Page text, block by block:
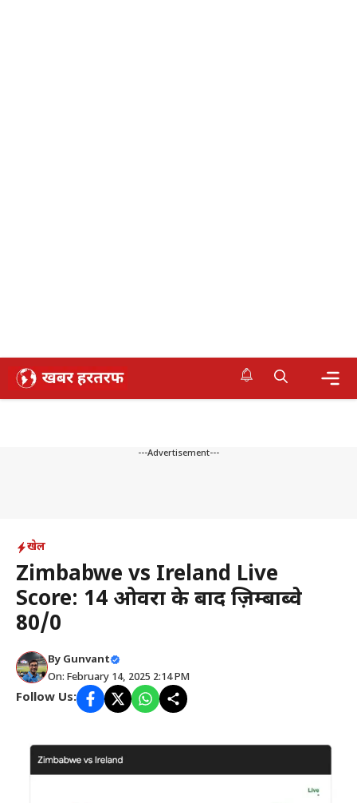
Skip
---Advertisement---
खेल
Zimbabwe vs Ireland Live
Score: 14 ओवरों के बाद ज़िम्बाब्वे
80/0
By Gunvant
On: February 14, 2025 2:14 PM
Follow Us: